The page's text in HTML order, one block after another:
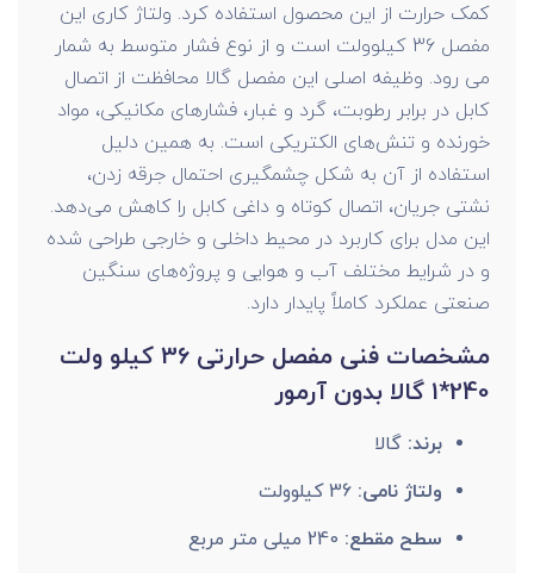
کمک حرارت از این محصول استفاده کرد. ولتاژ کاری این
مفصل 36 کیلوولت است و از نوع فشار متوسط به شمار
می رود. وظیفه اصلی این مفصل گالا محافظت از اتصال
کابل در برابر رطوبت، گرد و غبار، فشارهای مکانیکی، مواد
خورنده و تنش‌های الکتریکی است. به همین دلیل
استفاده از آن به شکل چشمگیری احتمال جرقه زدن،
نشتی جریان، اتصال کوتاه و داغی کابل را کاهش می‎‌دهد.
این مدل برای کاربرد در محیط داخلی و خارجی طراحی شده
و در شرایط مختلف آب و هوایی و پروژه‌های سنگین
صنعتی عملکرد کاملاً پایداردارد.
مشخصات فنی مفصل حرارتی 36 کیلو ولت
240*1 گالا بدون آرمور
برند:گالا
ولتاژ نامی: 36 کیلوولت
سطح مقطع: 240 میلی‌ متر مربع